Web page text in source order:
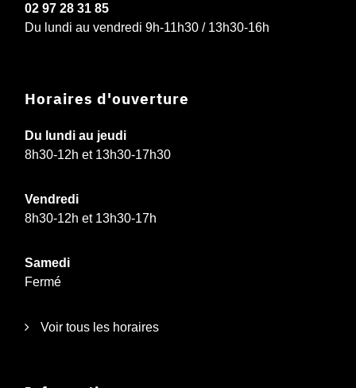
02 97 28 31 85
Du lundi au vendredi 9h-11h30 / 13h30-16h
Horaires d'ouverture
Du lundi au jeudi
8h30-12h et 13h30-17h30
Vendredi
8h30-12h et 13h30-17h
Samedi
Fermé
Voir tous les horaires